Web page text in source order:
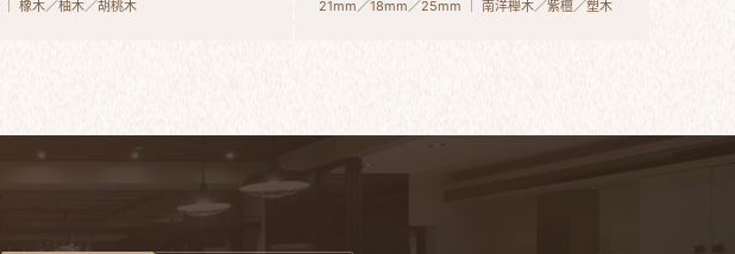
橡木／柚木／胡桃木 21mm／18mm／25mm ｜ 南洋櫸木／紫檀／塑木